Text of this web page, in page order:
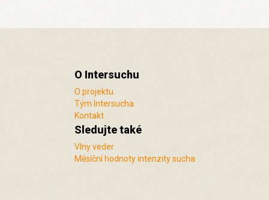
O Intersuchu
O projektu
Tým Intersucha
Kontakt
Sledujte také
Vlny veder
Měsíční hodnoty intenzity sucha